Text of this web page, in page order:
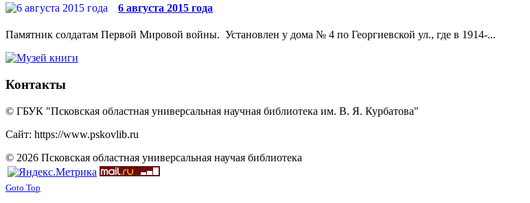
6 августа 2015 года
Памятник солдатам Первой Мировой войны. Установлен у дома № 4 по Георгиевской ул., где в 1914-...
Контакты
© ГБУК "Псковская областная универсальная научная библиотека им. В. Я. Курбатова"
Сайт: https://www.pskovlib.ru
© 2026 Псковская областная универсальная научая библиотека
Goto Top